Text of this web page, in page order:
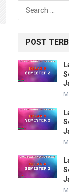
Search
for:
POST